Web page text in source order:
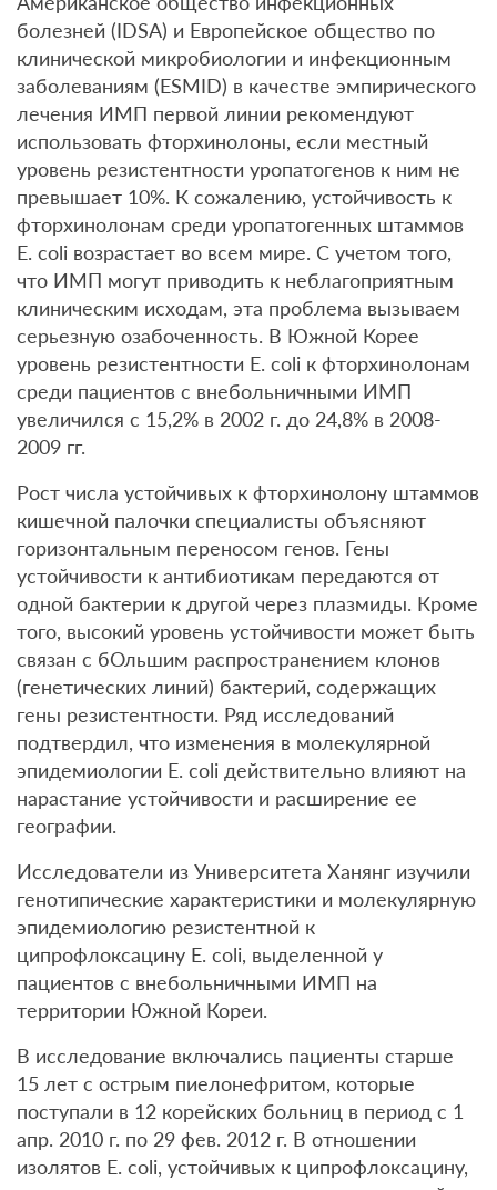
болезней (IDSA) и Европейское общество по
клинической микробиологии и инфекционным
заболеваниям (ESMID) в качестве эмпирического
лечения ИМП первой линии рекомендуют
использовать фторхинолоны, если местный
уровень резистентности уропатогенов к ним не
превышает 10%. К сожалению, устойчивость к
фторхинолонам среди уропатогенных штаммов
E. coli возрастает во всем мире. С учетом того,
что ИМП могут приводить к неблагоприятным
клиническим исходам, эта проблема вызываем
серьезную озабоченность. В Южной Корее
уровень резистентности E. coli к фторхинолонам
среди пациентов с внебольничными ИМП
увеличился с 15,2% в 2002 г. до 24,8% в 2008-
2009 гг.
Рост числа устойчивых к фторхинолону штаммов
кишечной палочки специалисты объясняют
горизонтальным переносом генов. Гены
устойчивости к антибиотикам передаются от
одной бактерии к другой через плазмиды. Кроме
того, высокий уровень устойчивости может быть
связан с бОльшим распространением клонов
(генетических линий) бактерий, содержащих
гены резистентности. Ряд исследований
подтвердил, что изменения в молекулярной
эпидемиологии E. coli действительно влияют на
нарастание устойчивости и расширение ее
географии.
Исследователи из Университета Ханянг изучили
генотипические характеристики и молекулярную
эпидемиологию резистентной к
ципрофлоксацину E. coli, выделенной у
пациентов с внебольничными ИМП на
территории Южной Кореи.
В исследование включались пациенты старше
15 лет с острым пиелонефритом, которые
поступали в 12 корейских больниц в период с 1
апр. 2010 г. по 29 фев. 2012 г. В отношении
изолятов E. coli, устойчивых к ципрофлоксацину,